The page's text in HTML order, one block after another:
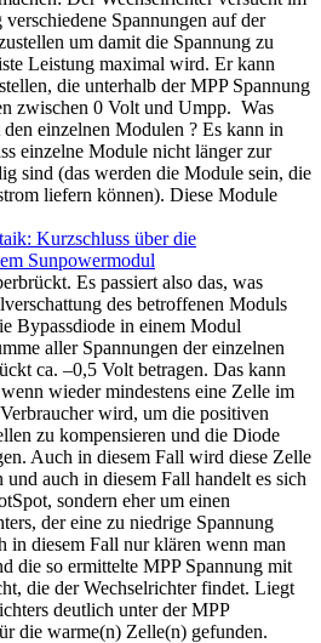
Spannungen auf der
um damit die Spannung zu
Leistung maximal wird. Er kann
die unterhalb der MPP Spannung
zwischen 0 Volt und Umpp. Was
einzelnen Modulen ? Es kann in
einzelne Module nicht länger zur
sind (das werden die Module sein, die
liefern können). Diese Module
Es passiert also das, was
des betroffenen Moduls
Bypassdiode in einem Modul
aller Spannungen der einzelnen
ca. –0,5 Volt betragen. Das kann
wieder mindestens eine Zelle im
wird, um die positiven
zu kompensieren und die Diode
Auch in diesem Fall wird diese Zelle
und auch in diesem Fall handelt es sich
sondern eher um einen
der eine zu niedrige Spannung
in diesem Fall nur klären wenn man
die so ermittelte MPP Spannung mit
die der Wechselrichter findet. Liegt
deutlich unter der MPP
die warme(n) Zelle(n) gefunden.